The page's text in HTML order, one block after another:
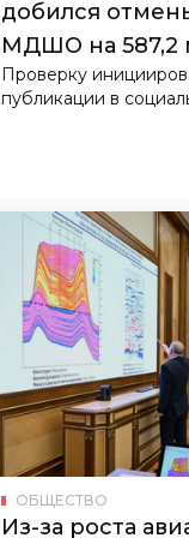
ОБЩЕСТВО
Из-за роста
Узбекистан
авиакеросин
Основную часть